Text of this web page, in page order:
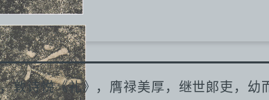
敦诗悦《礼》，膺禄美厚，继世郎吏，幼